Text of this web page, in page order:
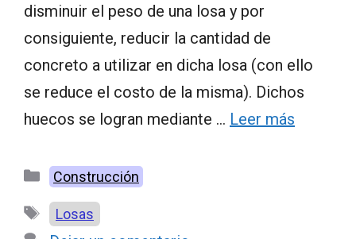
disminuir el peso de una losa y por
consiguiente, reducir la cantidad de
concreto a utilizar en dicha losa (con ello
se reduce el costo de la misma). Dichos
huecos se logran mediante … Leer más
Categorías
Construcción
Etiquetas
Losas